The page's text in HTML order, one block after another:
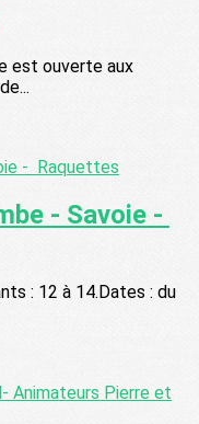
est ouverte aux
- Savoie -
: 12 à 14.Dates : du